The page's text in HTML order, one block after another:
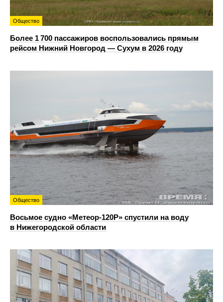
Общество
Более 1 700 пассажиров воспользовались прямым
рейсом Нижний Новгород — Сухум в 2026 году
Общество
Восьмое судно «Метеор-120Р» спустили на воду
в Нижегородской области